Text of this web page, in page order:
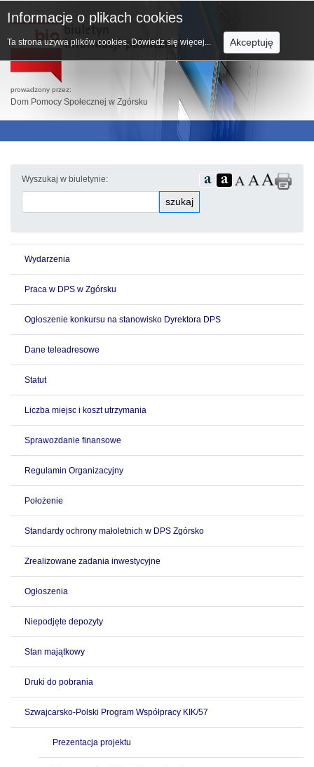
prowadzony przez:
Dom Pomocy Społecznej w Zgórsku
Wyszukaj w biuletynie:
szukaj
Wydarzenia
Praca w DPS w Zgórsku
Ogłoszenie konkursu na stanowisko Dyrektora DPS
Dane teleadresowe
Statut
Liczba miejsc i koszt utrzymania
Sprawozdanie finansowe
Regulamin Organizacyjny
Położenie
Standardy ochrony małoletnich w DPS Zgórsko
Zrealizowane zadania inwestycyjne
Ogłoszenia
Niepodjęte depozyty
Stan majątkowy
Druki do pobrania
Szwajcarsko-Polski Program Współpracy KIK/57
Prezentacja projektu
Informacje o plikach cookies
Ta strona używa plików cookies. Dowiedz się więcej... Akceptuję